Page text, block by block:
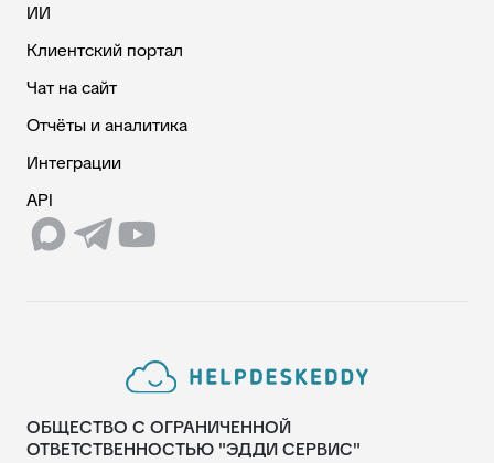
ИИ
Клиентский портал
Чат на сайт
Отчёты и аналитика
Интеграции
API
ОБЩЕСТВО С ОГРАНИЧЕННОЙ
ОТВЕТСТВЕННОСТЬЮ "ЭДДИ СЕРВИС"